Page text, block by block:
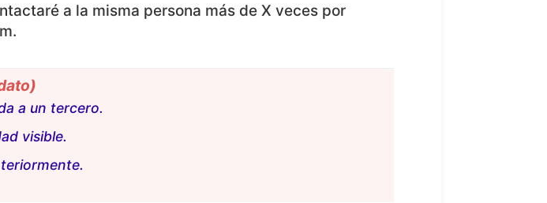
a la misma persona más de X veces por
a un tercero.
visible.